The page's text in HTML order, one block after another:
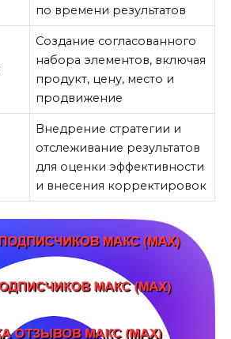
по времени результатов
Создание согласованного
набора элементов, включая
продукт, цену, место и
продвижение
Внедрение стратегии и
отслеживание результатов
для оценки эффективности
и внесения корректировок